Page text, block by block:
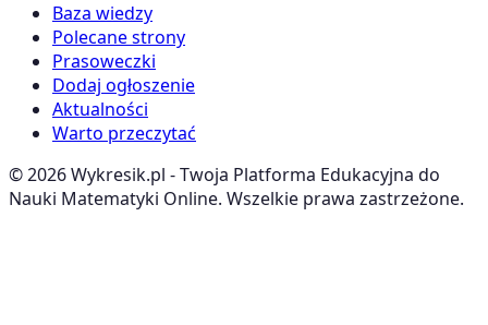
Baza wiedzy
Polecane strony
Prasoweczki
Dodaj ogłoszenie
Aktualności
Warto przeczytać
©2026Wykresik.pl - Twoja Platforma Edukacyjna do
Nauki Matematyki Online. Wszelkie prawa zastrzeżone.